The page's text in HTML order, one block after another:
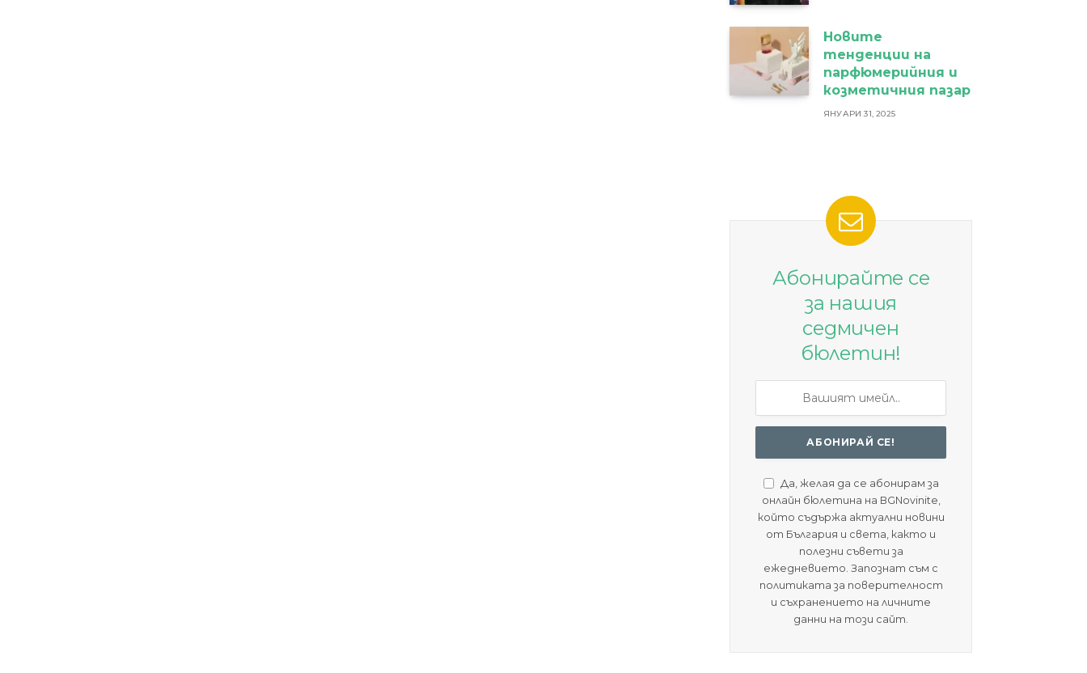
Новите
тенденции на
парфюмерийния и
козметичния пазар
ЯНУАРИ 31, 2025
Абонирайте се
за нашия
седмичен
бюлетин!
Да, желая да се абонирам за
онлайн бюлетина на BGNovinite,
който съдържа актуални новини
от България и света, както и
полезни съвети за
ежедневието. Запознат съм с
политиката за поверителност
и съхранението на личните
данни на този сайт.